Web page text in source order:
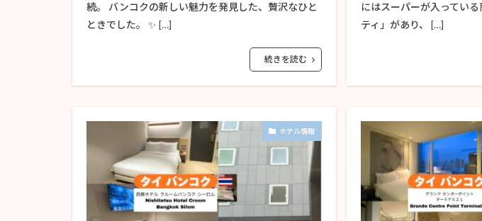
続。 バンコクの新しい魅力を発見した、贅沢なひと
ときでした。 ✨ […]
続きを読む
にはスーパーが入ってい
ティ」があり、 […]
ホテル情報